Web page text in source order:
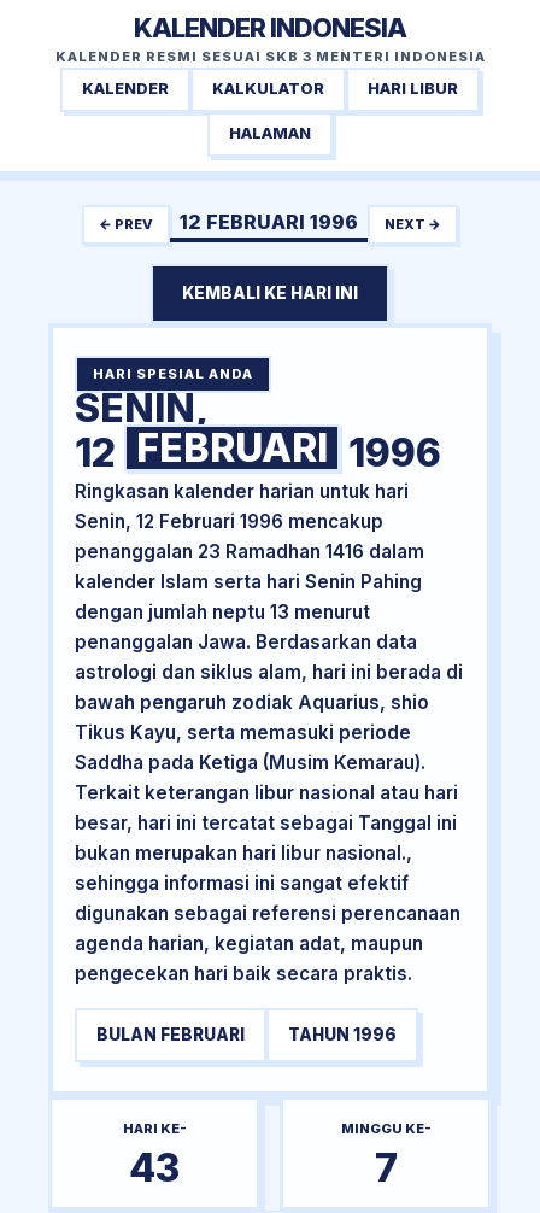
KALENDER INDONESIA
KALENDER RESMI SESUAI SKB 3 MENTERI INDONESIA
KALENDER KALKULATOR HARI LIBUR
HALAMAN
← PREV 12 FEBRUARI 1996 NEXT →
KEMBALI KE HARI INI
HARI SPESIAL ANDA
SENIN,
12 FEBRUARI 1996
Ringkasan kalender harian untuk hari
Senin, 12 Februari 1996 mencakup
penanggalan 23 Ramadhan 1416 dalam
kalender Islam serta hari Senin Pahing
dengan jumlah neptu 13 menurut
penanggalan Jawa. Berdasarkan data
astrologi dan siklus alam, hari ini berada di
bawah pengaruh zodiak Aquarius, shio
Tikus Kayu, serta memasuki periode
Saddha pada Ketiga (Musim Kemarau).
Terkait keterangan libur nasional atau hari
besar, hari ini tercatat sebagai Tanggal ini
bukan merupakan hari libur nasional.,
sehingga informasi ini sangat efektif
digunakan sebagai referensi perencanaan
agenda harian, kegiatan adat, maupun
pengecekan hari baik secara praktis.
BULAN FEBRUARI TAHUN 1996
HARI KE-
43
MINGGU KE-
7